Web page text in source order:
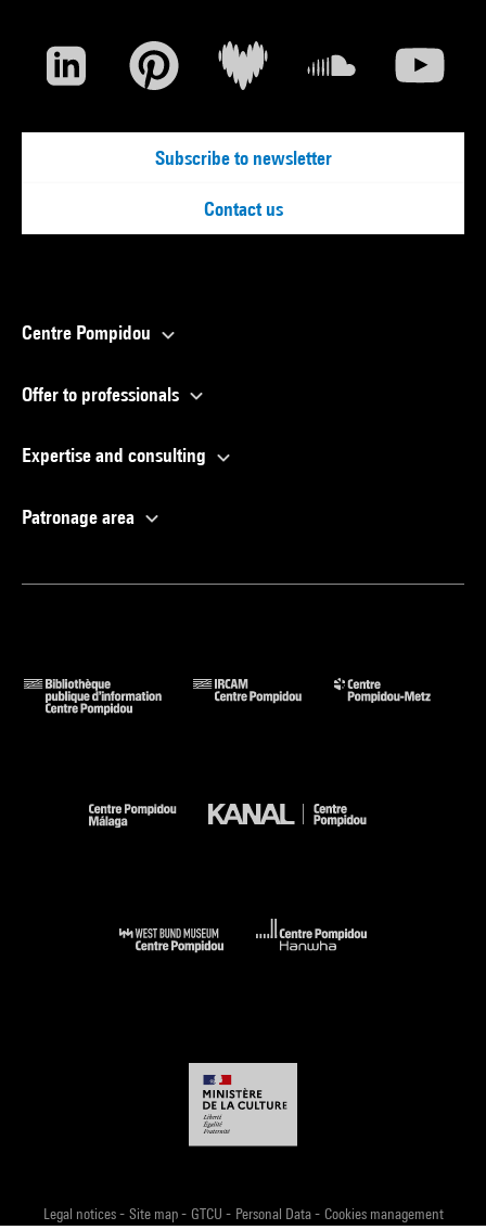
Subscribe to newsletter
Contact us
Centre Pompidou
Offer to professionals
Expertise and consulting
Patronage area
Legal notices- Site map- GTCU - Personal Data- Cookies management